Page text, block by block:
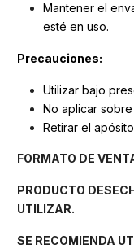
Mantener el
esté en uso.
Precauciones:
Utilizar bajo
No aplicar
Retirar el
FORMATO DE
PRODUCTO
UTILIZAR.
SE RECOMIENDA